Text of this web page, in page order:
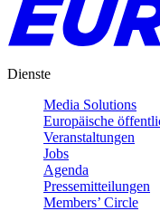
Dienste
Media Solutions
Europäische
Veranstaltungen
Jobs
Agenda
Pressemitteilungen
Members’ Circle